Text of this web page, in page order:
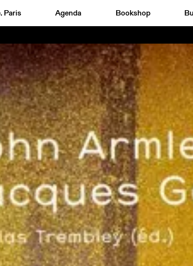
Paris Agenda Bookshop